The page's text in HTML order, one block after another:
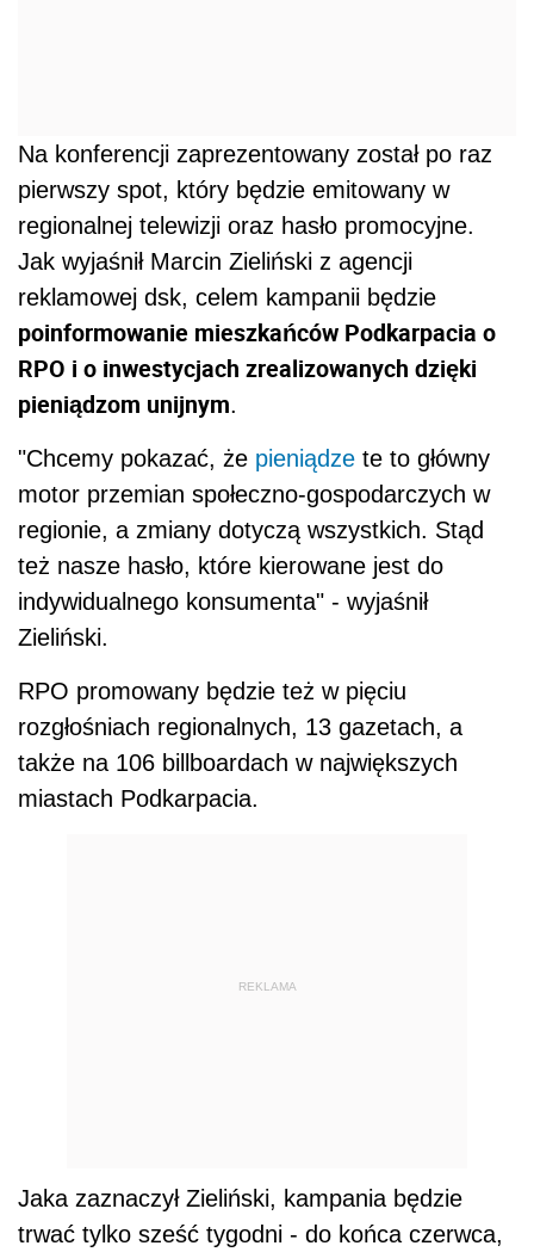
Na konferencji zaprezentowany został po raz
pierwszy spot, który będzie emitowany w
regionalnej telewizji oraz hasło promocyjne.
Jak wyjaśnił Marcin Zieliński z agencji
reklamowej dsk, celem kampanii będzie
poinformowanie mieszkańców Podkarpacia o
RPO i o inwestycjach zrealizowanych dzięki
pieniądzom unijnym.
"Chcemy pokazać, że pieniądze te to główny
motor przemian społeczno-gospodarczych w
regionie, a zmiany dotyczą wszystkich. Stąd
też nasze hasło, które kierowane jest do
indywidualnego konsumenta" - wyjaśnił
Zieliński.
RPO promowany będzie też w pięciu
rozgłośniach regionalnych, 13 gazetach, a
także na 106 billboardach w największych
miastach Podkarpacia.
REKLAMA
Jaka zaznaczył Zieliński, kampania będzie
trwać tylko sześć tygodni - do końca czerwca,